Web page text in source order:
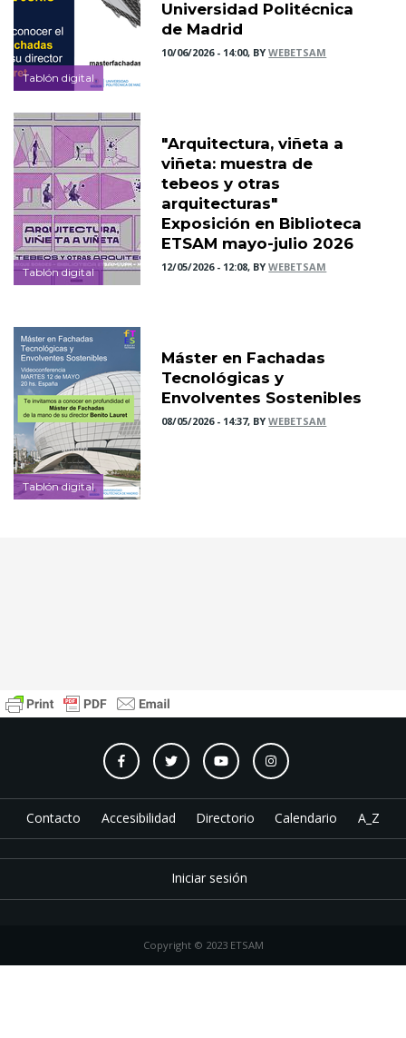
Tablón digital
Universidad Politécnica
de Madrid
10/06/2026 - 14:00, BYWEBETSAM
Tablón digital
"Arquitectura, viñeta a
viñeta: muestra de
tebeos y otras
arquitecturas"
Exposición en Biblioteca
ETSAM mayo-julio 2026
12/05/2026 - 12:08, BYWEBETSAM
Tablón digital
Máster en Fachadas
Tecnológicas y
Envolventes Sostenibles
08/05/2026 - 14:37, BYWEBETSAM
Contacto Accesibilidad Directorio Calendario A_Z
Iniciar sesión
Copyright © 2023 ETSAM